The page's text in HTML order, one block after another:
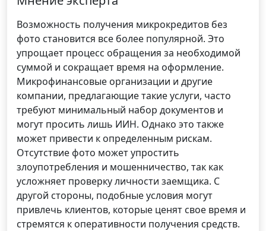
Возможность получения микрокредитов без
фото становится все более популярной. Это
упрощает процесс обращения за необходимой
суммой и сокращает время на оформление.
Микрофинансовые организации и другие
компании, предлагающие такие услуги, часто
требуют минимальный набор документов и
могут просить лишь ИИН. Однако это также
может привести к определенным рискам.
Отсутствие фото может упростить
злоупотребления и мошенничество, так как
усложняет проверку личности заемщика. С
другой стороны, подобные условия могут
привлечь клиентов, которые ценят свое время и
стремятся к оперативности получения средств.